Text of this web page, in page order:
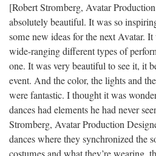
[Robert Stromberg, Avatar
absolutely beautiful. It was so
some new ideas for the next Avatar.
wide-ranging different types of
one. It was very beautiful to see it, it
event. And the color, the lights and
were fantastic. I thought it was
dances had elements he had never
Stromberg, Avatar Production
dances where they synchronized the